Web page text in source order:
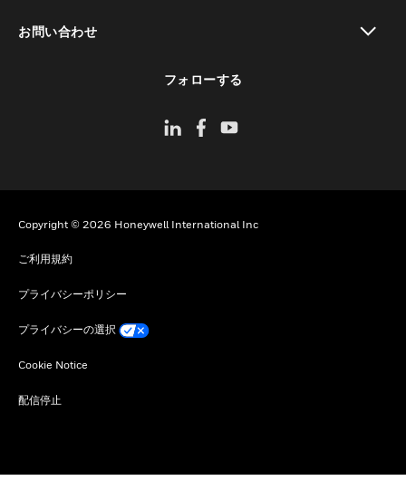
お問い合わせ
フォローする
Copyright © 2026 Honeywell International Inc
ご利用規約
プライバシーポリシー
プライバシーの選択
Cookie Notice
配信停止